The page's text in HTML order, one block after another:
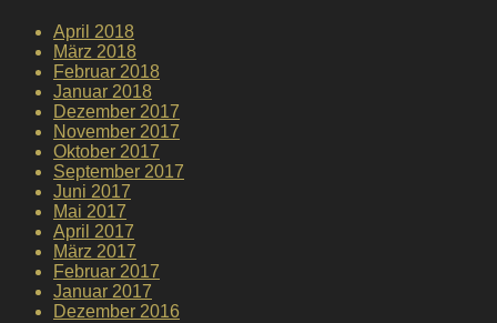
April 2018
März 2018
Februar 2018
Januar 2018
Dezember 2017
November 2017
Oktober 2017
September 2017
Juni 2017
Mai 2017
April 2017
März 2017
Februar 2017
Januar 2017
Dezember 2016